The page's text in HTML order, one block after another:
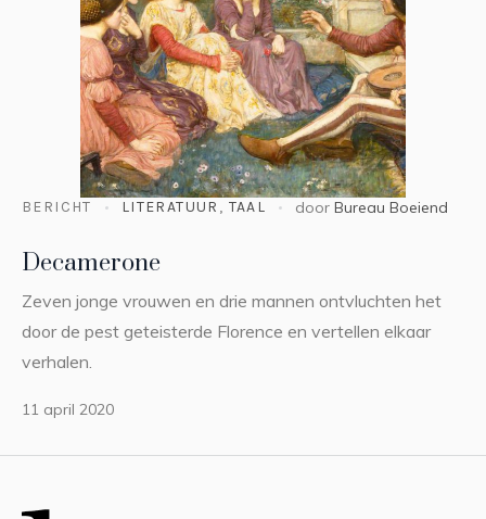
BERICHT LITERATUUR , TAAL doorBureau Boeiend
Decamerone
Zeven jonge vrouwen en drie mannen ontvluchten het
door de pest geteisterde Florence en vertellen elkaar
verhalen.
11 april 2020